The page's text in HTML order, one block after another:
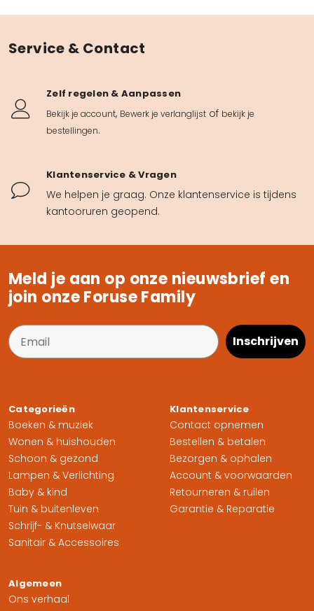
Service & Contact
Zelf regelen & Aanpassen
Bekijk je account, Bewerk je verlanglijst of bekijk je
bestellingen.
Klantenservice & Vragen
We helpen je graag. Onze klantenservice is tijdens
kantooruren geopend.
Meld je aan op onze nieuwsbrief en
join onze Foruse Family
Inschrijven
Categorieën
Boeken & muziek
Wonen & huishouden
Schoon & gezond
Lampen & Verlichting
Baby & kind
Tuin & buitenleven
Schrijf- & Knutselwaar
Sanitair & Accessoires
Klantenservice
Contact opnemen
Bestellen & betalen
Bezorgen & ophalen
Account & voorwaarden
Retourneren & ruilen
Garantie & Reparatie
Algemeen
Ons verhaal